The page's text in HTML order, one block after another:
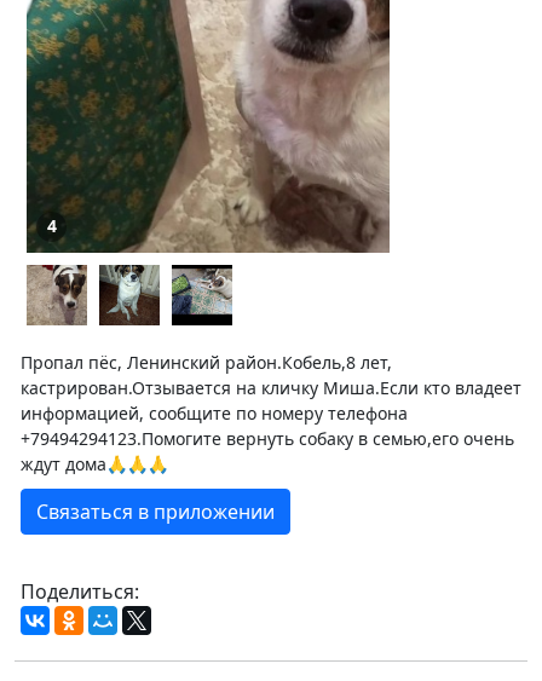
4
Пропал пёс, Ленинский район.Кобель,8 лет,
кастрирован.Отзывается на кличку Миша.Если кто владеет
информацией, сообщите по номеру телефона
+79494294123.Помогите вернуть собаку в семью,его очень
ждут дома🙏🙏🙏
Связаться в приложении
Поделиться: